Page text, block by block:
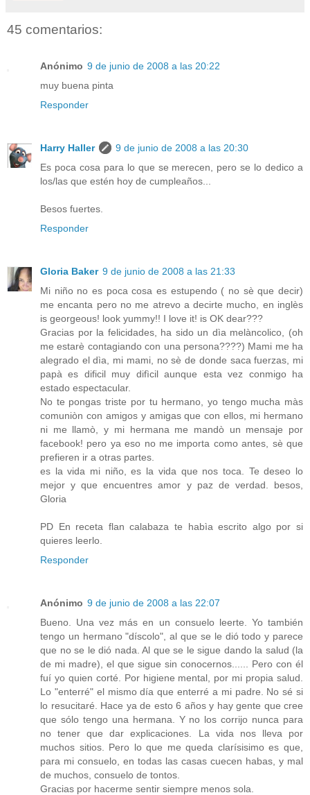
45 comentarios:
Anónimo 9 de junio de 2008 a las 20:22
muy buena pinta
Responder
Harry Haller
9 de junio de 2008 a las 20:30
Es poca cosa para lo que se merecen, pero se lo dedico a
los/las que estén hoy de cumpleaños...
Besos fuertes.
Responder
Gloria Baker 9 de junio de 2008 a las 21:33
Mi niño no es poca cosa es estupendo ( no sè que decir)
me encanta pero no me atrevo a decirte mucho, en inglès
is georgeous! look yummy!! I love it! is OK dear???
Gracias por la felicidades, ha sido un dìa melàncolico, (oh
me estarè contagiando con una persona????) Mami me ha
alegrado el dìa, mi mami, no sè de donde saca fuerzas, mi
papà es dificil muy difìcil aunque esta vez conmigo ha
estado espectacular.
No te pongas triste por tu hermano, yo tengo mucha màs
comuniòn con amigos y amigas que con ellos, mi hermano
ni me llamò, y mi hermana me mandò un mensaje por
facebook! pero ya eso no me importa como antes, sè que
prefieren ir a otras partes.
es la vida mi niño, es la vida que nos toca. Te deseo lo
mejor y que encuentres amor y paz de verdad. besos,
Gloria
PD En receta flan calabaza te habìa escrito algo por si
quieres leerlo.
Responder
Anónimo 9 de junio de 2008 a las 22:07
Bueno. Una vez más en un consuelo leerte. Yo también
tengo un hermano "díscolo", al que se le dió todo y parece
que no se le dió nada. Al que se le sigue dando la salud (la
de mi madre), el que sigue sin conocernos...... Pero con él
fuí yo quien corté. Por higiene mental, por mi propia salud.
Lo "enterré" el mismo día que enterré a mi padre. No sé si
lo resucitaré. Hace ya de esto 6 años y hay gente que cree
que sólo tengo una hermana. Y no los corrijo nunca para
no tener que dar explicaciones. La vida nos lleva por
muchos sitios. Pero lo que me queda clarísisimo es que,
para mi consuelo, en todas las casas cuecen habas, y mal
de muchos, consuelo de tontos.
Gracias por hacerme sentir siempre menos sola.